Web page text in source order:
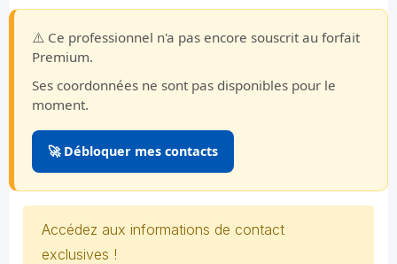
⚠️ Ce professionnel n'a pas encore souscrit au forfait
Premium.
Ses coordonnées ne sont pas disponibles pour le
moment.
🚀 Débloquer mes contacts
Accédez aux informations de contact
exclusives !